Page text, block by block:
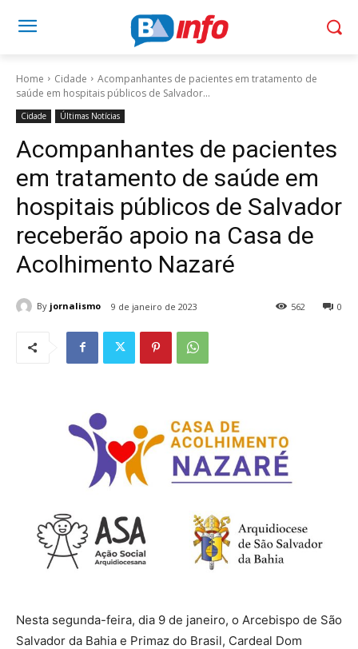
Home Cidade
Acompanhantes de pacientes em tratamento de
saúde em hospitais públicos de Salvador...
Cidade Últimas Notícias
Acompanhantes de pacientes
em tratamento de saúde em
hospitais públicos de Salvador
receberão apoio na Casa de
Acolhimento Nazaré
By jornalismo 9 de janeiro de 2023 0
562
Nesta segunda-feira, dia 9 de janeiro, o Arcebispo de São
Salvador da Bahia e Primaz do Brasil, Cardeal Dom